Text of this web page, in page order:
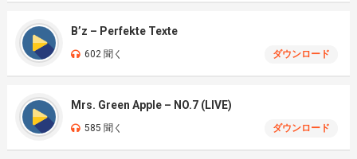
B’z – Perfekte Texte
602 聞く ダウンロード
Mrs. Green Apple – NO.7 (LIVE)
585 聞く ダウンロード